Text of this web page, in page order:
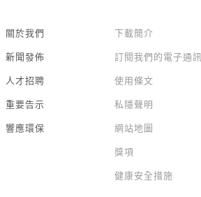
關於我們
新聞發佈
人才招聘
重要告示
響應環保
下載簡介
訂閱我們的電子通訊
使用條文
私隱聲明
網站地圖
獎項
健康安全措施